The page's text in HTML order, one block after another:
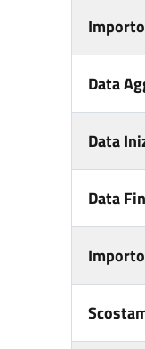
Data
Data
Data